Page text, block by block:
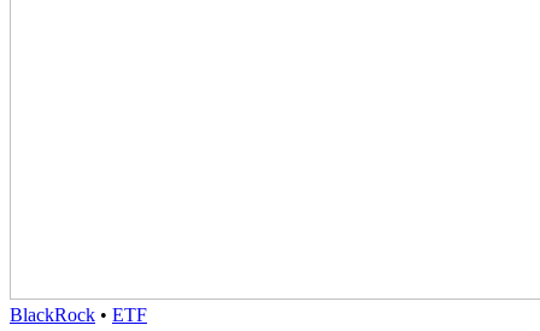
BlackRock • ETF